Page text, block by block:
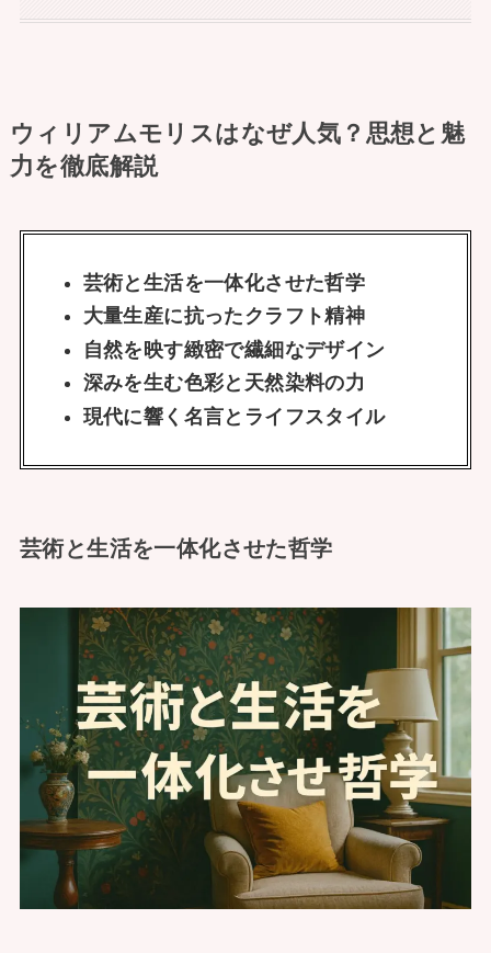
ウィリアムモリスはなぜ人気？思想と魅
力を徹底解説
芸術と生活を一体化させた哲学
大量生産に抗ったクラフト精神
自然を映す緻密で繊細なデザイン
深みを生む色彩と天然染料の力
現代に響く名言とライフスタイル
芸術と生活を一体化させた哲学